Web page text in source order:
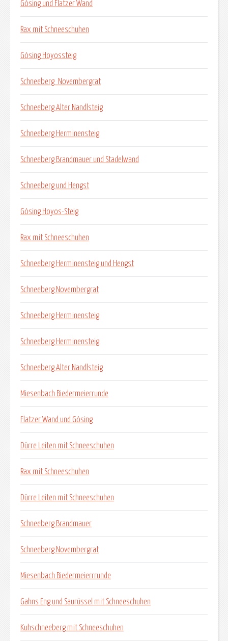
Gösing und Flatzer Wand
Rax mit Schneeschuhen
Gösing Hoyossteig
Schneeberg_Novembergrat
Schneeberg Alter Nandlsteig
Schneeberg Herminensteig
Schneeberg Brandmauer und Stadelwand
Schneeberg und Hengst
Gösing Hoyos-Steig
Rax mit Schneeschuhen
Schneeberg Herminensteig und Hengst
Schneeberg Novembergrat
Schneeberg Herminensteig
Schneeberg Herminensteig
Schneeberg Alter Nandlsteig
Miesenbach Biedermeierrunde
Flatzer Wand und Gösing
Dürre Leiten mit Schneeschuhen
Rax mit Schneeschuhen
Dürre Leiten mit Schneeschuhen
Schneeberg Brandmauer
Schneeberg Novembergrat
Miesenbach Biedermeierrrunde
Gahns Eng und Saurüssel mit Schneeschuhen
Kuhschneeberg mit Schneeschuhen